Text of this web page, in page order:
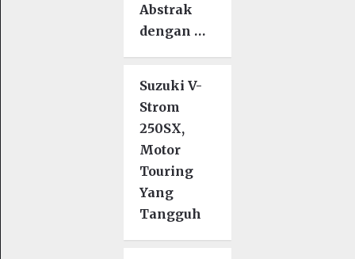
Abstrak
dengan …
Suzuki V-
Strom
250SX,
Motor
Touring
Yang
Tangguh